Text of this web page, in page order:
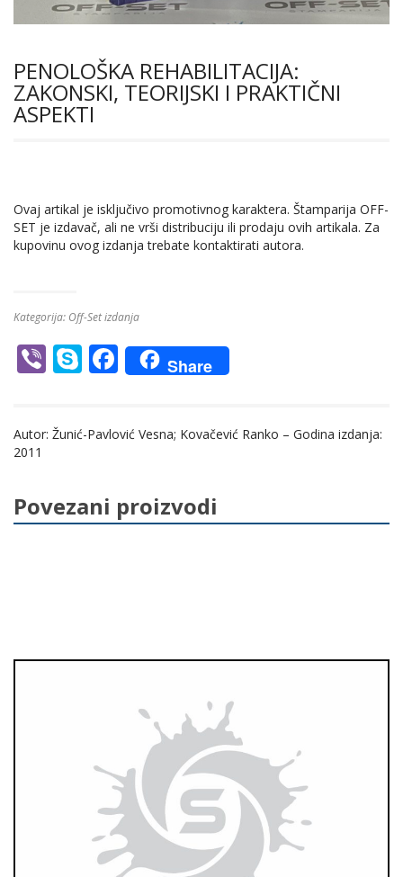
PENOLOŠKA REHABILITACIJA:
ZAKONSKI, TEORIJSKI I PRAKTIČNI
ASPEKTI
Ovaj artikal je isključivo promotivnog karaktera. Štamparija OFF-
SET je izdavač, ali ne vrši distribuciju ili prodaju ovih artikala. Za
kupovinu ovog izdanja trebate kontaktirati autora.
Kategorija: Off-Set izdanja
Vi
er
S
p
F
ac
b
o
k
Share
Autor: Žunić-Pavlović Vesna; Kovačević Ranko – Godina izdanja:
2011
Povezani proizvodi